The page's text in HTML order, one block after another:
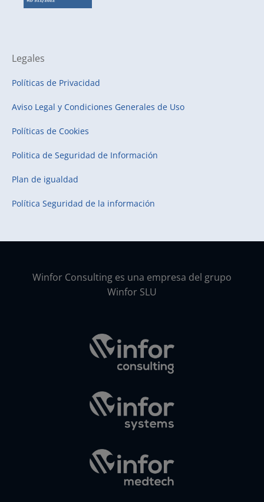
Legales
Políticas de Privacidad
Aviso Legal y Condiciones Generales de Uso
Políticas de Cookies
Politica de Seguridad de Información
Plan de igualdad
Política Seguridad de la información
Winfor Consulting es una empresa del grupo
Winfor SLU